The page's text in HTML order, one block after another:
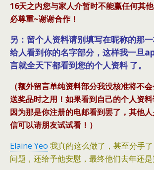
16天之内您与家人介暂时不能赢任何其
必尊重~谢谢合作！
另：留个人资料请别填写在昵称的那
给人看到你的名字部分，这样我一旦
言就全天下都看到您的个人资料 了。
（额外留言单纯资料部分我没核准将不
送奖品时之用！如果看到自己的个人资料
因为那是你注册的电邮看到罢了，其他
信可以请朋友试试看！）
Elaine Yeo 我真的这么做了，甚至分手
问题，还给予他安慰，最终他们去年还